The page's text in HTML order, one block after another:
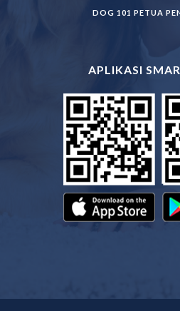
DOG 101 PETUA
APLIKASI